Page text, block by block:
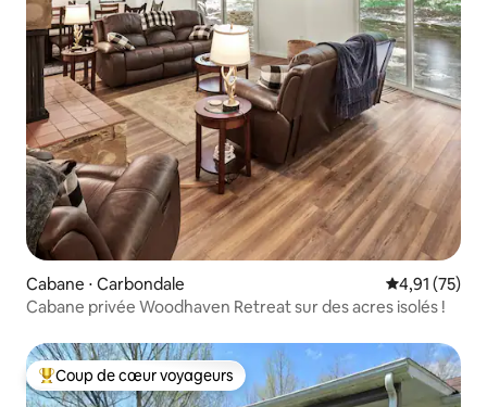
Cabane ⋅ Carbondale Évaluation
4,91 (75)
Cabane privée Woodhaven Retreat sur des acres isolés !
Coups de cœur voyageurs les plus appréciés
Coup de cœur voyageurs